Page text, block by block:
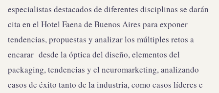
especialistas destacados de diferentes disciplinas se darán
cita en el Hotel Faena de Buenos Aires para exponer
tendencias, propuestas y analizar los múltiples retos a
encarar desde la óptica del diseño, elementos del
packaging, tendencias y el neuromarketing, analizando
casos de éxito tanto de la industria, como casos líderes e